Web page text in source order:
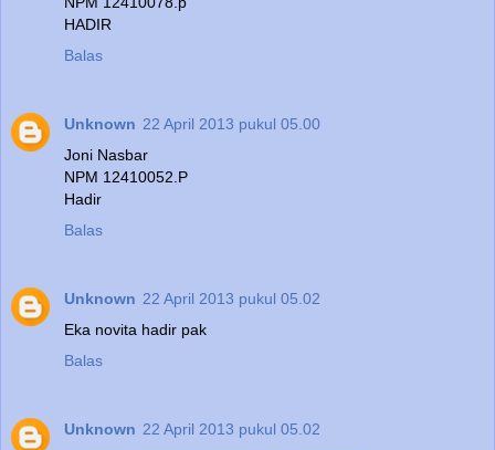
HADIR
Balas
Unknown 22 April 2013 pukul 05.00
Joni Nasbar
NPM 12410052.P
Hadir
Balas
Unknown 22 April 2013 pukul 05.02
Eka novita hadir pak
Balas
Unknown 22 April 2013 pukul 05.02